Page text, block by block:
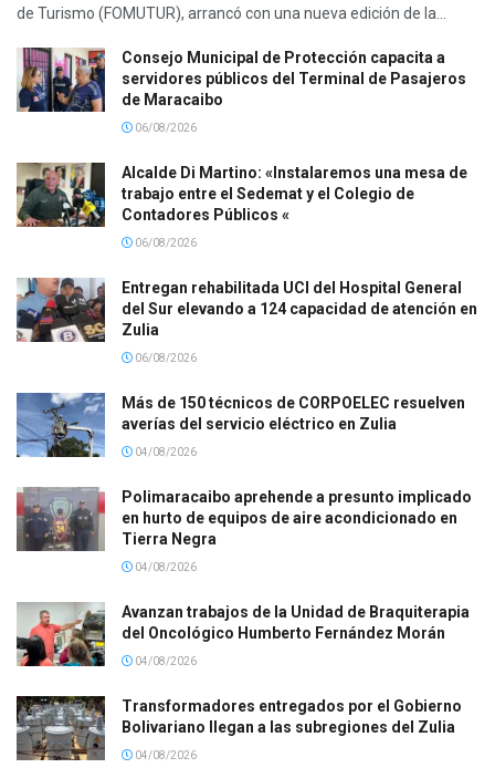
de Turismo (FOMUTUR), arrancó con una nueva edición de la...
Consejo Municipal de Protección capacita a
servidores públicos del Terminal de Pasajeros
de Maracaibo
06/08/2026
Alcalde Di Martino: «Instalaremos una mesa de
trabajo entre el Sedemat y el Colegio de
Contadores Públicos «
06/08/2026
Entregan rehabilitada UCI del Hospital General
del Sur elevando a 124 capacidad de atención en
Zulia
06/08/2026
Más de 150 técnicos de CORPOELEC resuelven
averías del servicio eléctrico en Zulia
04/08/2026
Polimaracaibo aprehende a presunto implicado
en hurto de equipos de aire acondicionado en
Tierra Negra
04/08/2026
Avanzan trabajos de la Unidad de Braquiterapia
del Oncológico Humberto Fernández Morán
04/08/2026
Transformadores entregados por el Gobierno
Bolivariano llegan a las subregiones del Zulia
04/08/2026